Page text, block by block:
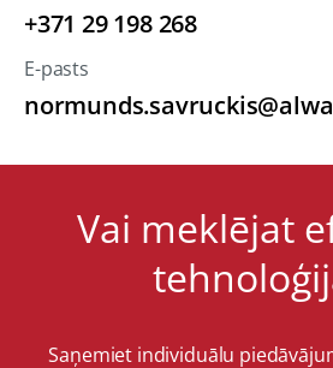
+371 29 198 268
E-pasts
Vai meklējat
Saņemiet individuālu